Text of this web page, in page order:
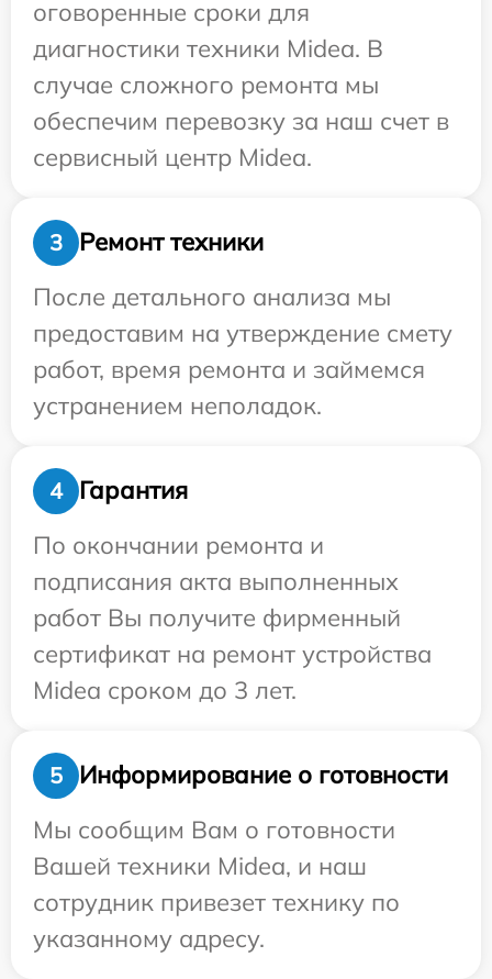
оговоренные сроки для
диагностики техники Midea. В
случае сложного ремонта мы
обеспечим перевозку за наш счет в
сервисный центр Midea.
3
Ремонт техники
После детального анализа мы
предоставим на утверждение смету
работ, время ремонта и займемся
устранением неполадок.
4
Гарантия
По окончании ремонта и
подписания акта выполненных
работ Вы получите фирменный
сертификат на ремонт устройства
Midea сроком до 3 лет.
5
Информирование о готовности
Мы сообщим Вам о готовности
Вашей техники Midea, и наш
сотрудник привезет технику по
указанному адресу.